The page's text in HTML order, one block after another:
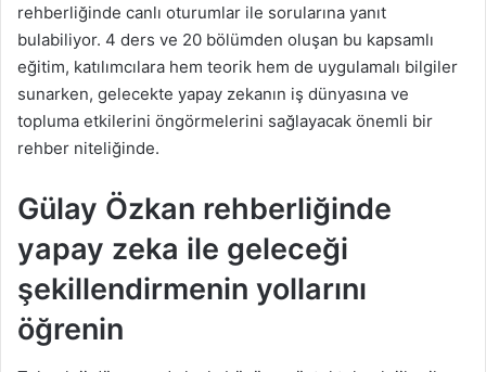
rehberliğinde canlı oturumlar ile sorularına yanıt
bulabiliyor. 4 ders ve 20 bölümden oluşan bu kapsamlı
eğitim, katılımcılara hem teorik hem de uygulamalı bilgiler
sunarken, gelecekte yapay zekanın iş dünyasına ve
topluma etkilerini öngörmelerini sağlayacak önemli bir
rehber niteliğinde.
Gülay Özkan rehberliğinde
yapay zeka ile geleceği
şekillendirmenin yollarını
öğrenin